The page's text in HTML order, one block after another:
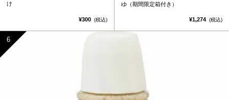
け
¥300 (税込)
ゆ（期間限定箱付き）
¥1,274 (税込)